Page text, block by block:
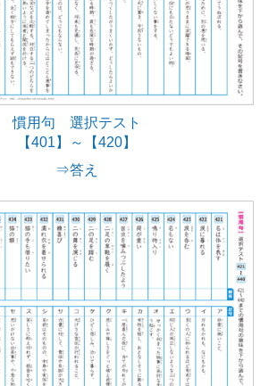
慣用句 選択テスト
【401】～【420】
⇒答え